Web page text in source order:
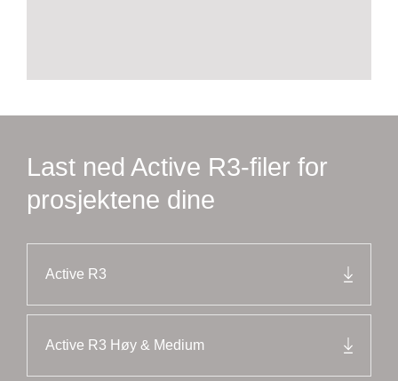
Last ned Active R3-filer for
prosjektene dine
Active R3
Active R3 Høy & Medium